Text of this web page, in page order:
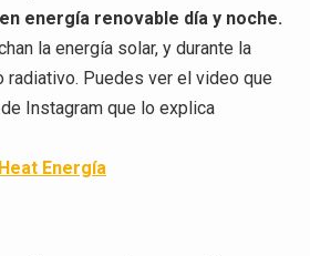
energía renovable día y noche.
la energía solar, y durante la
radiativo. Puedes ver el video que
Instagram que lo explica
Heat Energía